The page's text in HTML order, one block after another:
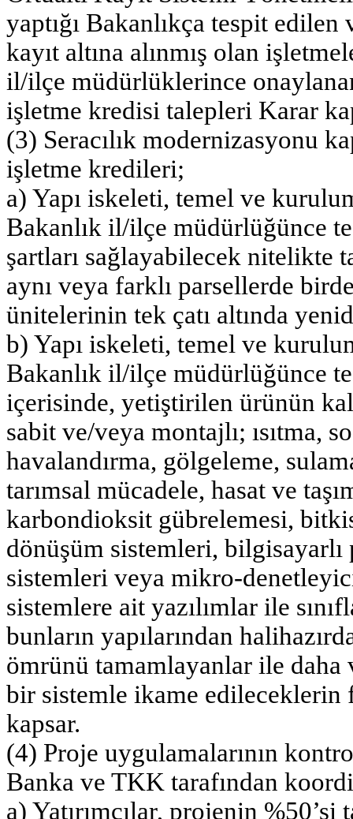
yaptığı Bakanlıkça tespit
kayıt altına alınmış olan
il/ilçe müdürlüklerince
işletme kredisi talepleri Karar
(3) Seracılık modernizasyonu
işletme kredileri;
a) Yapı iskeleti, temel ve
Bakanlık il/ilçe müdürlüğünce
şartları sağlayabilecek nitelikte
aynı veya farklı parsellerde
ünitelerinin tek çatı altında
b) Yapı iskeleti, temel ve
Bakanlık il/ilçe müdürlüğünce
içerisinde, yetiştirilen ürünün
sabit ve/veya montajlı; ısıtma,
havalandırma, gölgeleme,
tarımsal mücadele, hasat ve
karbondioksit gübrelemesi,
dönüşüm sistemleri,
sistemleri veya mikro-
sistemlere ait yazılımlar ile
bunların yapılarından
ömrünü tamamlayanlar ile
bir sistemle ikame edileceklerin
kapsar.
(4) Proje uygulamalarının
Banka ve TKK tarafından
a) Yatırımcılar, projenin